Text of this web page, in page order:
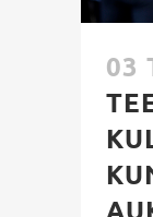
03